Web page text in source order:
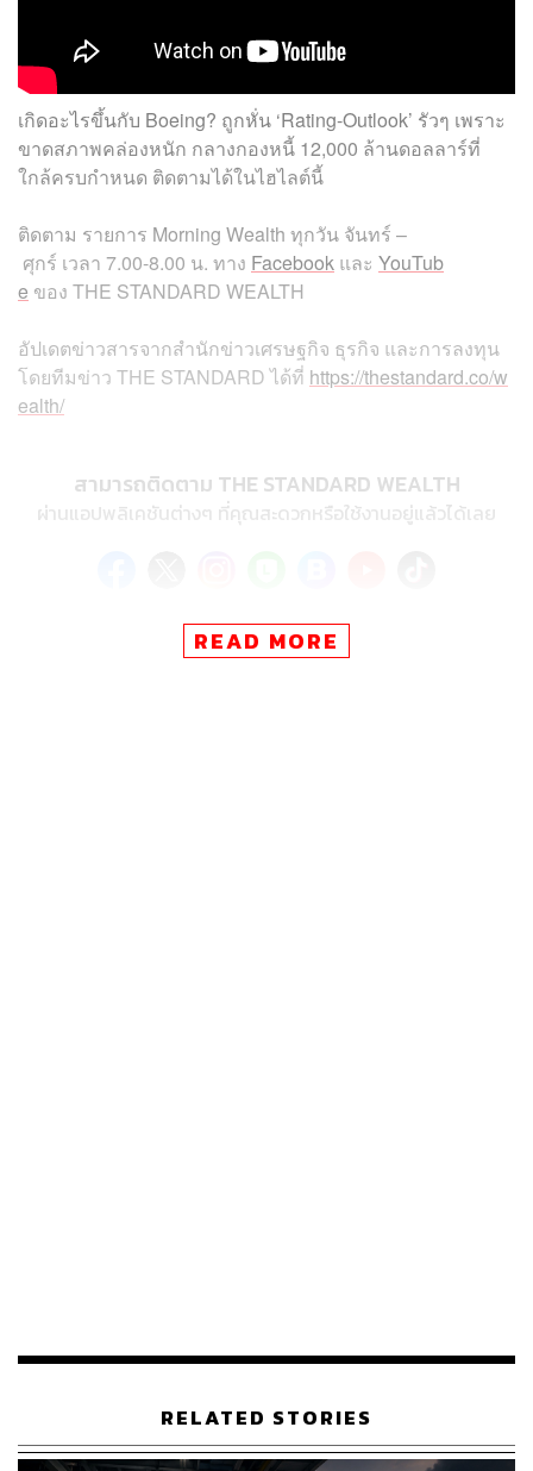
เกิดอะไรขึ้นกับ Boeing? ถูกหั่น ‘Rating-Outlook’ รัวๆ เพราะ
ขาดสภาพคล่องหนัก กลางกองหนี้ 12,000 ล้านดอลลาร์ที่
ใกล้ครบกำหนด ติดตามได้ในไฮไลต์นี้
ติดตาม รายการ Morning Wealth ทุกวัน จันทร์ –
ศุกร์ เวลา 7.00-8.00 น. ทาง Facebook และ YouTub
e ของ THE STANDARD WEALTH
อัปเดตข่าวสารจากสำนักข่าวเศรษฐกิจ ธุรกิจ และการลงทุน
โดยทีมข่าว THE STANDARDได้ที่ https://thestandard.co/w
ealth/
สามารถติดตาม THE STANDARD WEALTH
ผ่านแอปพลิเคชันต่างๆ ที่คุณสะดวกหรือใช้งานอยู่แล้วได้เลย
Morning Wealth Credit Ratings
READ MORE
RELATED STORIES